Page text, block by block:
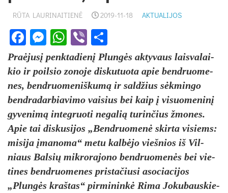
RŪTA LAURINAITIENĖ 2019-11-18 AKTUALIJOS
Facebook
Messenger
WhatsApp
Viber
Praė­ju­sį penk­ta­die­nį Plun­gės ak­ty­vaus lais­va­lai­
kio ir poil­sio zo­no­je dis­ku­tuo­ta apie bend­ruo­me­
nes, bend­ruo­me­niš­ku­mą ir sal­džius sėk­min­go
bend­ra­dar­bia­vi­mo vai­sius bei kaip į vi­suo­me­ni­nį
gy­ve­ni­mą in­teg­ruo­ti ne­ga­lią tu­rin­čius žmo­nes.
Apie tai dis­ku­si­jos „Bend­ruo­me­nė skir­ta vi­siems:
mi­si­ja įma­no­ma“ me­tu kal­bė­jo vieš­nios iš Vil­
niaus Bal­sių mik­ro­ra­jo­no bend­ruo­me­nės bei vie­
ti­nes bend­ruo­me­nes pri­sta­čiu­si aso­cia­ci­jos
„Plun­gės kraš­tas“ pir­mi­nin­kė Ri­ma Jo­ku­baus­kie­